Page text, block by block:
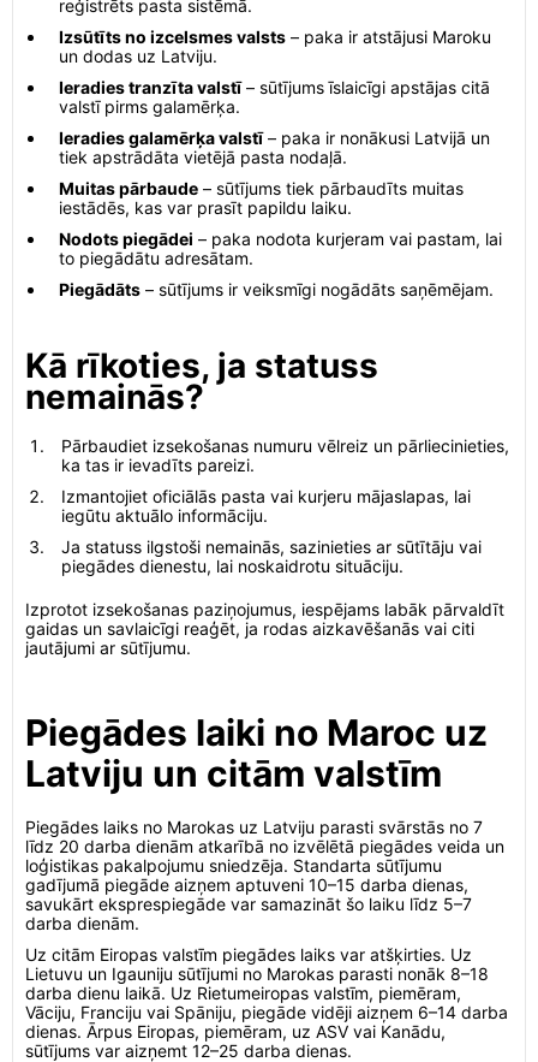
reģistrēts pasta sistēmā.
Izsūtīts no izcelsmes valsts – paka ir atstājusi Maroku
un dodas uz Latviju.
Ieradies tranzīta valstī– sūtījums īslaicīgi apstājas citā
valstī pirms galamērķa.
Ieradies galamērķa valstī– paka ir nonākusi Latvijā un
tiek apstrādāta vietējā pasta nodaļā.
Muitas pārbaude – sūtījums tiek pārbaudīts muitas
iestādēs, kas var prasīt papildu laiku.
Nodots piegādei – paka nodota kurjeram vai pastam, lai
to piegādātu adresātam.
Piegādāts – sūtījums ir veiksmīgi nogādāts saņēmējam.
Kā rīkoties, ja statuss
nemainās?
Pārbaudiet izsekošanas numuru vēlreiz un pārliecinieties,
ka tas ir ievadīts pareizi.
Izmantojiet oficiālās pasta vai kurjeru mājaslapas, lai
iegūtu aktuālo informāciju.
Ja statuss ilgstoši nemainās, sazinieties ar sūtītāju vai
piegādes dienestu, lai noskaidrotu situāciju.
Izprotot izsekošanas paziņojumus, iespējams labāk pārvaldīt
gaidas un savlaicīgi reaģēt, ja rodas aizkavēšanās vai citi
jautājumi ar sūtījumu.
Piegādes laiki no Maroc uz
Latviju un citām valstīm
Piegādes laiks no Marokas uz Latviju parasti svārstās no 7
līdz 20 darba dienām atkarībā no izvēlētā piegādes veida un
loģistikas pakalpojumu sniedzēja. Standarta sūtījumu
gadījumā piegāde aizņem aptuveni 10–15 darba dienas,
savukārt eksprespiegāde var samazināt šo laiku līdz 5–7
darba dienām.
Uz citām Eiropas valstīm piegādes laiks var atšķirties. Uz
Lietuvu un Igauniju sūtījumi no Marokas parasti nonāk 8–18
darba dienu laikā. Uz Rietumeiropas valstīm, piemēram,
Vāciju, Franciju vai Spāniju, piegāde vidēji aizņem 6–14 darba
dienas. Ārpus Eiropas, piemēram, uz ASV vai Kanādu,
sūtījums var aizņemt 12–25 darba dienas.